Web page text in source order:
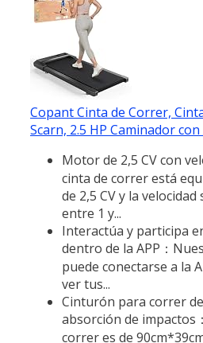
Copant Cinta de Correr,
Scarn, 2.5 HP Caminador con
Motor de 2,5 CV con
cinta de correr está
de 2,5 CV y la
entre 1 y...
Interactúa y participa
dentro de la APP：
puede conectarse a la
ver tus...
Cinturón para correr
absorción de impactos
correr es de